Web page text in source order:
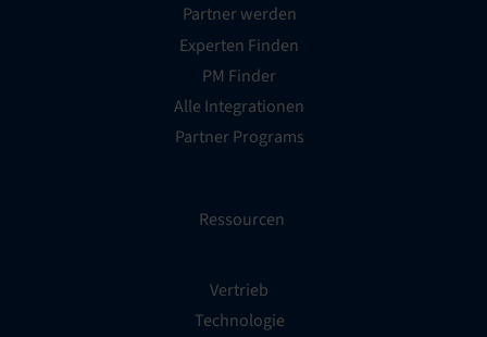
Partner werden
Experten Finden
PM Finder
Alle Integrationen
Partner Programs
Ressourcen
Vertrieb
Technologie